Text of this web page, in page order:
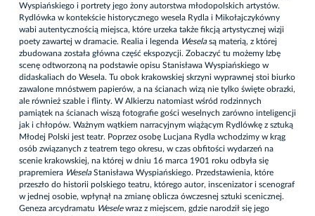
Wyspiańskiego i portrety jego żony autorstwa młodopolskich artystów.
Rydlówka w kontekście historycznego wesela Rydla i Mikołajczykówny
wabi autentycznością miejsca, które urzeka także fikcją artystycznej wizji
poety zawartej w dramacie. Realia i legenda Weselasą materią, z której
zbudowana została główna część ekspozycji. Zobaczyć tu możemy Izbę
scenę odtworzoną na podstawie opisu Stanisława Wyspiańskiego w
didaskaliach do Wesela. Tu obok krakowskiej skrzyni wyprawnej stoi biurko
zawalone mnóstwem papierów, a na ścianach wizą nie tylko święte obrazki,
ale również szable i flinty. W Alkierzu natomiast wśród rodzinnych
pamiątek na ścianach wiszą fotografie gości weselnych zarówno inteligencji
jak i chłopów. Ważnym wątkiem narracyjnym wiążącym Rydlówkę z sztuką
Młodej Polski jest teatr. Poprzez osobę Lucjana Rydla wchodzimy w krąg
osób związanych z teatrem tego okresu, w czas obfitości wydarzeń na
scenie krakowskiej, na której w dniu 16 marca 1901 roku odbyła się
prapremiera WeselaStanisława Wyspiańskiego. Przedstawienia, które
przeszło do historii polskiego teatru, którego autor, inscenizator i scenograf
w jednej osobie, wpłynął na zmianę oblicza ówczesnej sztuki scenicznej.
Geneza arcydramatu Weselewraz z miejscem, gdzie narodził się jego